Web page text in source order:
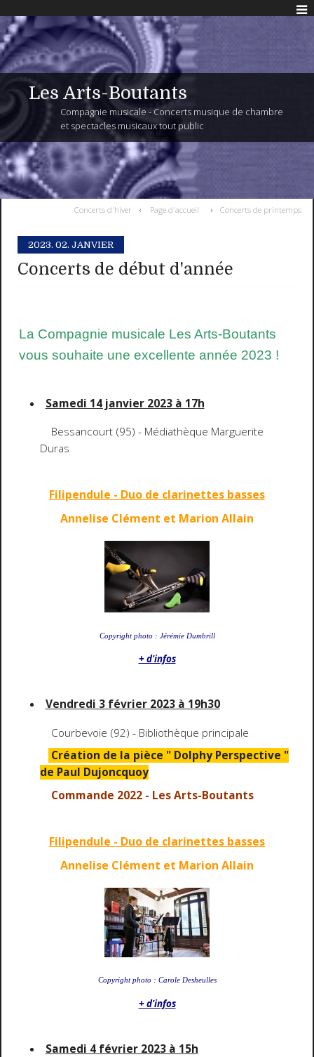
Les Arts-Boutants
Compagnie musicale - Concerts musique de chambre
et spectacles musicaux tout public
Concerts d'hiver Page d'accueil Concerts de printemps
2023. 02. JANVIER
Concerts de début d'année
La Compagnie musicale Les Arts-Boutants
vous souhaite une excellente année 2023 !
Samedi 14 janvier 2023 à 17h
Bessancourt (95) - Médiathèque Marguerite
Duras
Filipendule - Duo de clarinettes basses
Annelise Clément et Marion Allain
Copyright photo : Jérémie Dumbrill
+ d'infos
Vendredi 3 février 2023 à 19h30
Courbevoie (92) - Bibliothèque principale
Création de la pièce " Dolphy Perspective "
de Paul Dujoncquoy
Commande 2022 - Les Arts-Boutants
Filipendule - Duo de clarinettes basses
Annelise Clément et Marion Allain
Copyright photo : Carole Desheulles
+ d'infos
Samedi 4 février 2023 à 15h